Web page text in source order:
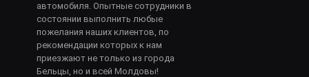
автомобиля. Опытные сотрудники в
состоянии выполнить любые
пожелания наших клиентов, по
рекомендации которых к нам
приезжают не только из города
Бельцы, но и всей Молдовы!